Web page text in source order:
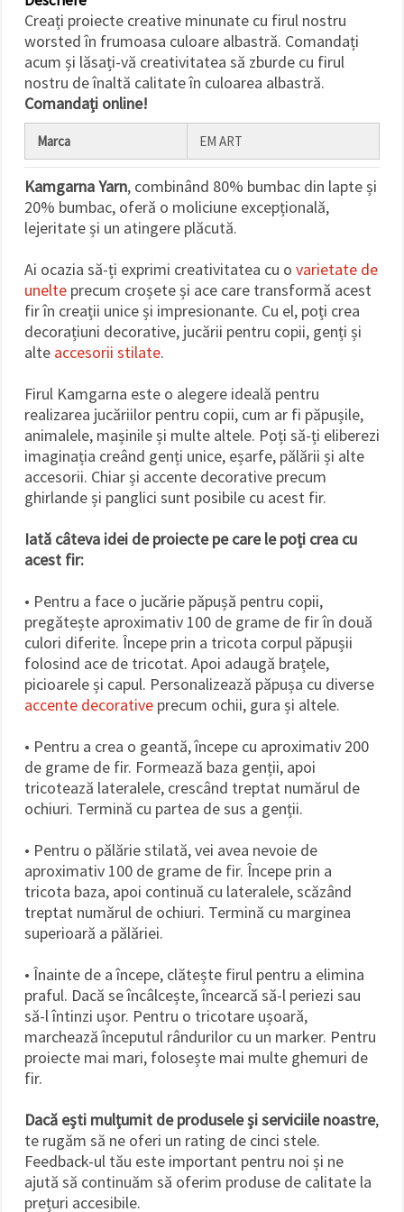
făcând clic
pe butonul
Аcceptati
toate!
Setări
Creați proiecte creative minunate cu firul nostru
worsted în frumoasa culoare albastră. Comandați
acum și lăsați-vă creativitatea să zburde cu firul
nostru de înaltă calitate în culoarea albastră.
Comandați online!
Marca EM ART
Kamgarna Yarn, combinând 80% bumbac din lapte și
20% bumbac, oferă o moliciune excepțională,
lejeritate și un atingere plăcută.
Ai ocazia să-ți exprimi creativitatea cu o varietate de
unelte precum croșete și ace care transformă acest
fir în creații unice și impresionante. Cu el, poți crea
decorațiuni decorative, jucării pentru copii, genți și
alte accesorii stilate.
Firul Kamgarna este o alegere ideală pentru
realizarea jucăriilor pentru copii, cum ar fi păpușile,
animalele, mașinile și multe altele. Poți să-ți eliberezi
imaginația creând genți unice, eșarfe, pălării și alte
accesorii. Chiar și accente decorative precum
ghirlande și panglici sunt posibile cu acest fir.
Iată câteva idei de proiecte pe care le poți crea cu
acest fir:
• Pentru a face o jucărie păpușă pentru copii,
pregătește aproximativ 100 de grame de fir în două
culori diferite. Începe prin a tricota corpul păpușii
folosind ace de tricotat. Apoi adaugă brațele,
picioarele și capul. Personalizează păpușa cu diverse
accente decorative precum ochii, gura și altele.
• Pentru a crea o geantă, începe cu aproximativ 200
de grame de fir. Formează baza genții, apoi
tricotează lateralele, crescând treptat numărul de
ochiuri. Termină cu partea de sus a genții.
• Pentru o pălărie stilată, vei avea nevoie de
aproximativ 100 de grame de fir. Începe prin a
tricota baza, apoi continuă cu lateralele, scăzând
treptat numărul de ochiuri. Termină cu marginea
superioară a pălăriei.
• Înainte de a începe, clătește firul pentru a elimina
praful. Dacă se încâlcește, încearcă să-l periezi sau
să-l întinzi ușor. Pentru o tricotare ușoară,
marchează începutul rândurilor cu un marker. Pentru
proiecte mai mari, folosește mai multe ghemuri de
fir.
Dacă ești mulțumit de produsele și serviciile noastre,
te rugăm să ne oferi un rating de cinci stele.
Feedback-ul tău este important pentru noi și ne
ajută să continuăm să oferim produse de calitate la
prețuri accesibile.